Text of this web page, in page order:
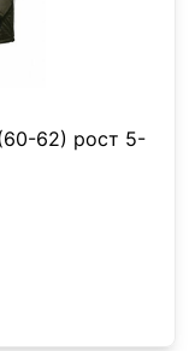
62) рост 5-